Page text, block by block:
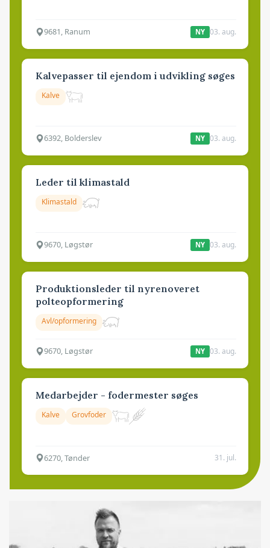
9681, Ranum NY 03. aug.
Kalvepasser til ejendom i udvikling søges
Kalve
6392, Bolderslev NY 03. aug.
Leder til klimastald
Klimastald
9670, Løgstør NY 03. aug.
Produktionsleder til nyrenoveret
polteopformering
Avl/opformering
9670, Løgstør NY 03. aug.
Medarbejder - fodermester søges
Kalve Grovfoder
6270, Tønder 31. jul.